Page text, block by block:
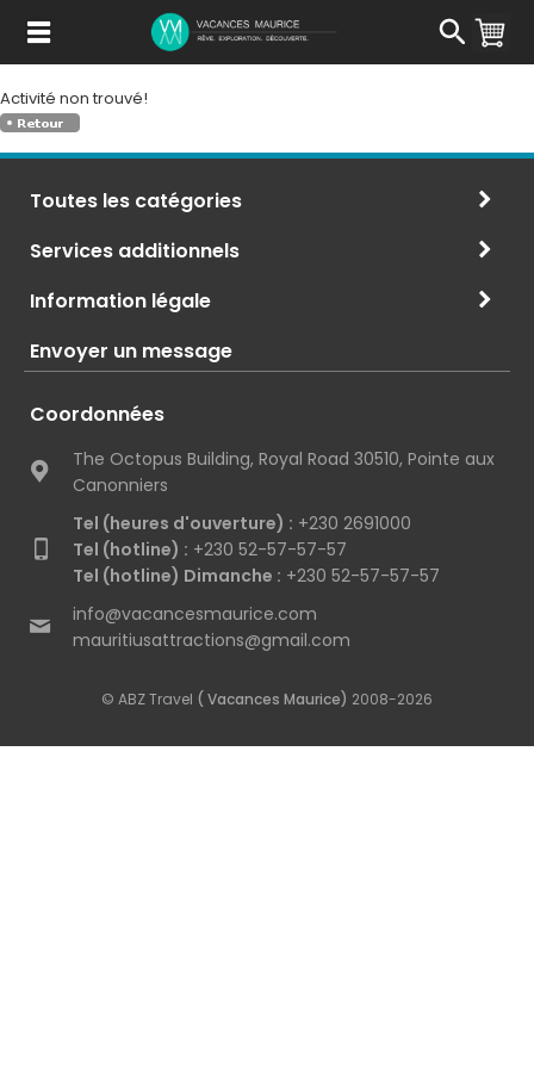
Contenu
Activité non trouvé!
Toutes les catégories
Services additionnels
Information légale
Envoyer un message
Coordonnées
The Octopus Building, Royal Road 30510, Pointe aux
Canonniers
Tel (heures d'ouverture) : +230 2691000
Tel (hotline) : +230 52-57-57-57
Tel (hotline) Dimanche : +230 52-57-57-57
info@vacancesmaurice.com
mauritiusattractions@gmail.com
© ABZ Travel ( Vacances Maurice) 2008-2026